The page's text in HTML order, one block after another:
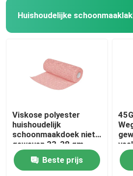
Huishoudelijke
Viskose polyester
huishoudelijk
schoonmaakdoek niet-
geweven 33-38 gm
Beste prijs